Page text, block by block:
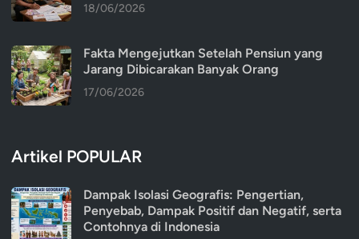
18/06/2026
Fakta Mengejutkan Setelah Pensiun yang
Jarang Dibicarakan Banyak Orang
17/06/2026
Artikel POPULAR
Dampak Isolasi Geografis: Pengertian,
Penyebab, Dampak Positif dan Negatif, serta
Contohnya di Indonesia